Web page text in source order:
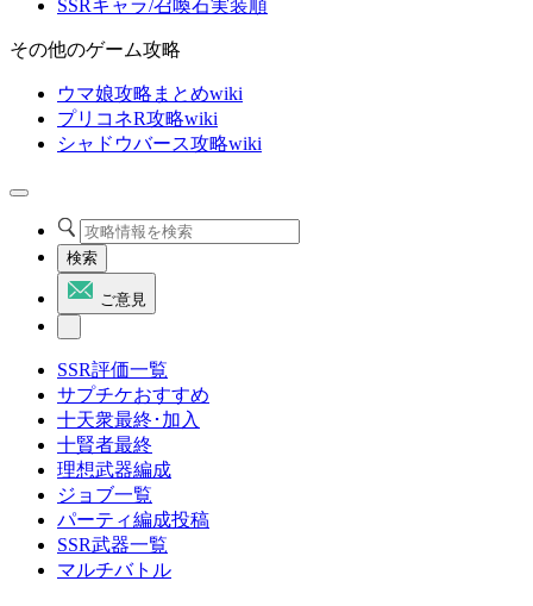
SSRキャラ/召喚石実装順
その他のゲーム攻略
ウマ娘攻略まとめwiki
プリコネR攻略wiki
シャドウバース攻略wiki
検索
ご意見
SSR評価一覧
サプチケおすすめ
十天衆最終･加入
十賢者最終
理想武器編成
ジョブ一覧
パーティ編成投稿
SSR武器一覧
マルチバトル